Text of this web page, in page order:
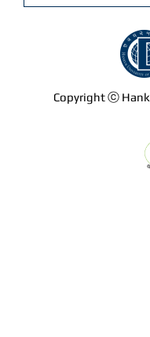
Copyright ⓒ